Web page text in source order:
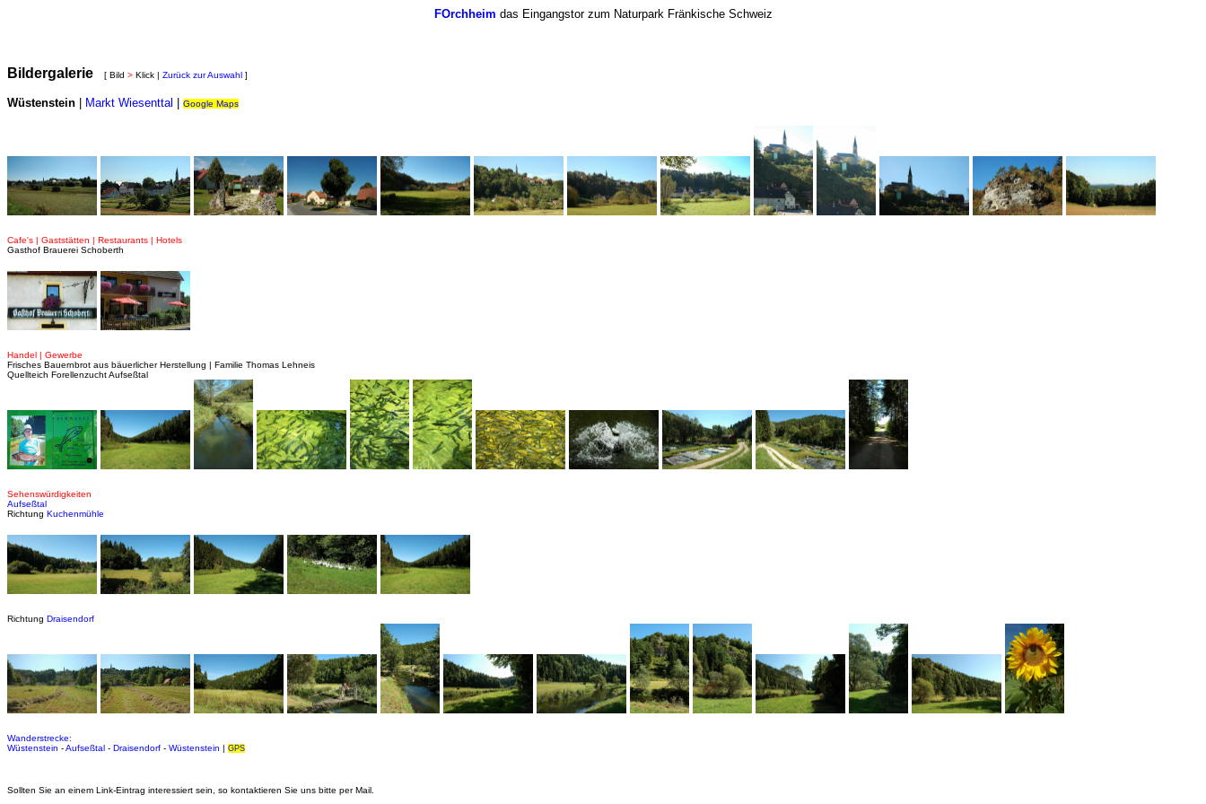
FOrchheim das Eingangstor zum Naturpark Fränkische Schweiz
Bildergalerie [ Bild > Klick | Zurück zur Auswahl ]
Wüstenstein Markt Wiesenttal Google Maps
Cafe's | Gaststätten | Restaurants | Hotels
Gasthof Brauerei Schoberth
Handel | Gewerbe
Frisches Bauernbrot aus bäuerlicher Herstellung | Familie Thomas Lehneis
Quellteich Forellenzucht Aufseßtal
Sehenswürdigkeiten
Aufseßtal
Richtung Kuchenmühle
Richtung Draisendorf
Wanderstrecke:
Wüstenstein -Aufseßtal - Draisendorf - Wüstenstein | GPS
Sollten Sie an einem Link-Eintrag interessiert sein, so kontaktieren Sie uns bitte per Mail.